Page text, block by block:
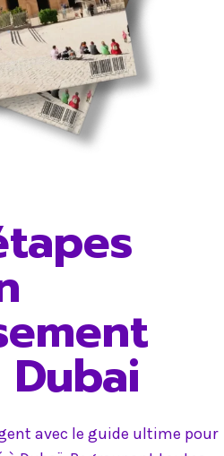
avec le guide ultime pour